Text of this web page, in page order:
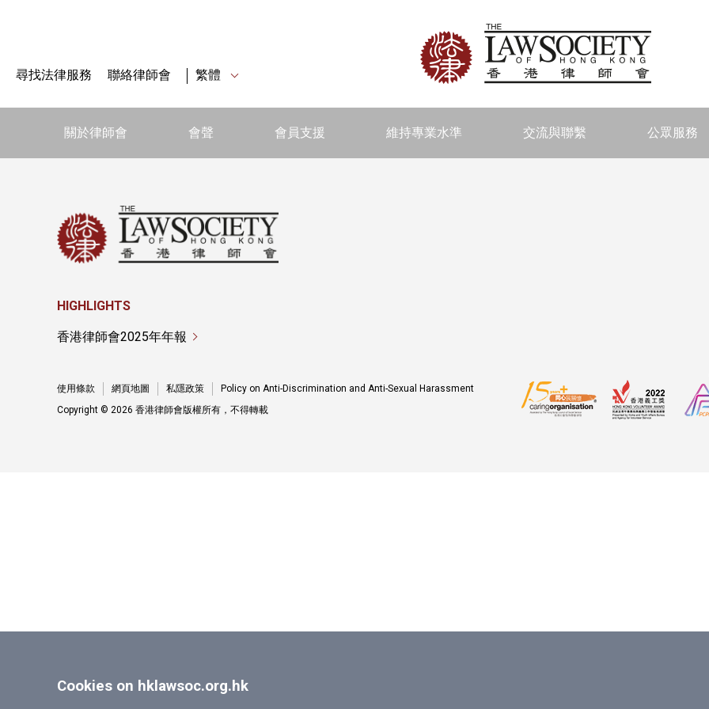
尋找法律服務 聯絡律師會 繁體
關於律師會 會聲 會員支援 維持專業水準 交流與聯繫 公眾服務
Cookies on hklawsoc.org.hk
HIGHLIGHTS
香港律師會2025年年報
使用條款 網頁地圖 私隱政策
Policy on Anti-Discrimination and Anti-Sexual Harassment
Copyright © 2026 香港律師會版權所有，不得轉載